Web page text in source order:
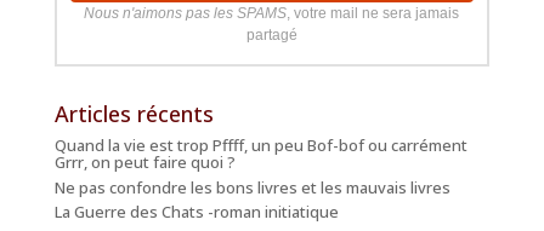
Nous n'aimons pas les SPAMS, votre mail ne sera jamais
partagé
Articles récents
Quand la vie est trop Pffff, un peu Bof-bof ou carrément
Grrr, on peut faire quoi ?
Ne pas confondre les bons livres et les mauvais livres
La Guerre des Chats -roman initiatique